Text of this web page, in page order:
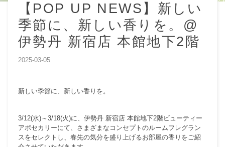
【POP UP NEWS】新しい
季節に、新しい香りを。@
伊勢丹 新宿店 本館地下2階
2025-03-05
新しい季節に、新しい香りを。
3/12(水)～3/18(火)に、伊勢丹 新宿店 本館地下2階ビューティー
アポセカリーにて、さまざまなコンセプトのルームフレグラン
スをセレクトし、春先の気分を盛り上げるお部屋の香りをご紹